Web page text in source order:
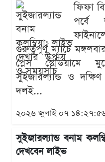
ফিফা
পর্বে
গুরুত্বপূর্ণ ম্যাচে
প্লেস স্টেডিয়ামে
সুইজারল্যান্ড ও
দলই...
২০২৬ জুলাই ০৭
সুইজারল্যান্ড বনাম
দেখবেন লাইভ